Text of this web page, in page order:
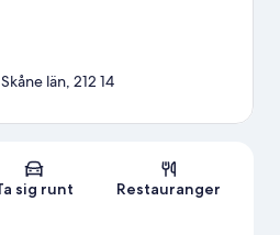
Karta
län, 212 14
sig runt Restauranger